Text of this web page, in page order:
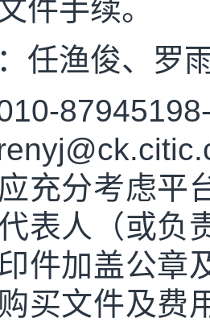
件手续。
任渔俊、罗
充分考虑平
代表人（或
件加盖公章
买文件及费